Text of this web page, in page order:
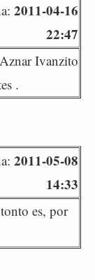
2011-04-16
22:47
Ivanzito
.
2011-05-08
14:33
es, por